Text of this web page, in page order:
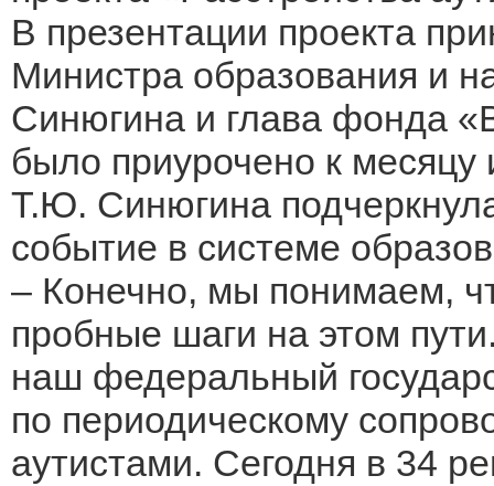
В презентации проекта
Министра образования и
Синюгина и глава фонда
было приурочено к
Т.Ю. Синюгина
событие в системе
– Конечно, мы понимаем,
пробные шаги на этом
наш федеральный
по периодическому
аутистами. Сегодня в 34